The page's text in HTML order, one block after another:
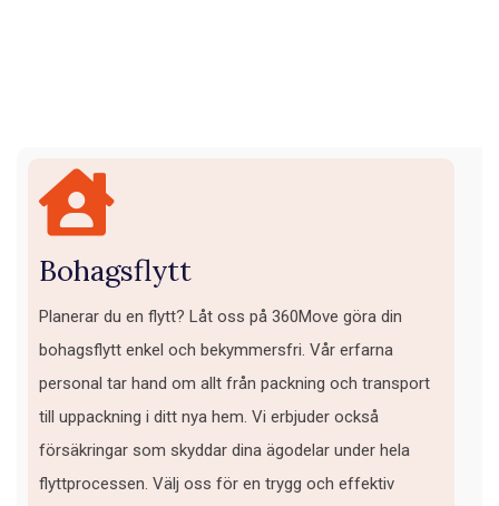
Bohagsflytt
Planerar du en flytt? Låt oss på 360Move göra din
bohagsflytt enkel och bekymmersfri. Vår erfarna
personal tar hand om allt från packning och transport
till uppackning i ditt nya hem. Vi erbjuder också
försäkringar som skyddar dina ägodelar under hela
flyttprocessen. Välj oss för en trygg och effektiv